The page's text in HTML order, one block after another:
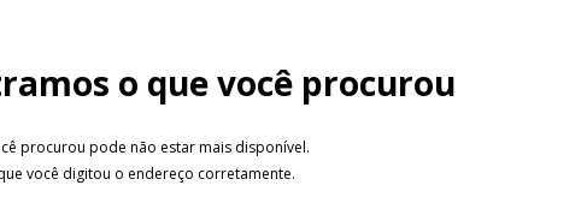
o que você procurou
procurou pode não estar mais disponível.
você digitou o endereço corretamente.